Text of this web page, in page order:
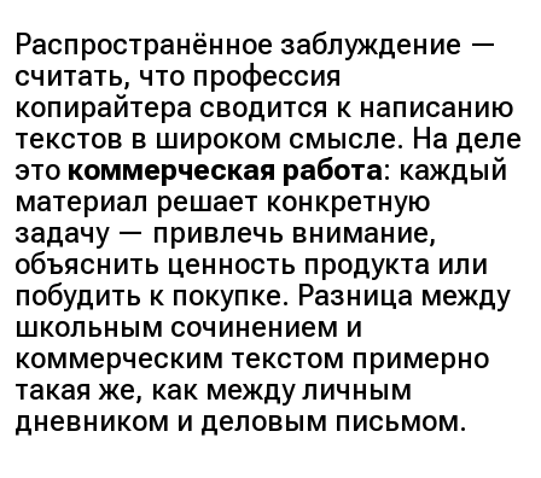
Распространённое заблуждение —
считать, что профессия
копирайтера сводится к написанию
текстов в широком смысле. На деле
это коммерческая работа: каждый
материал решает конкретную
задачу — привлечь внимание,
объяснить ценность продукта или
побудить к покупке. Разница между
школьным сочинением и
коммерческим текстом примерно
такая же, как между личным
дневником и деловым письмом.